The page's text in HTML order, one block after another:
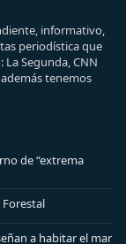
informativo,
periodística que
Segunda, CNN
tenemos
de “extrema
Forestal
a habitar el mar